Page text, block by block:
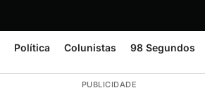
Política Colunistas 98 Segundos
PUBLICIDADE